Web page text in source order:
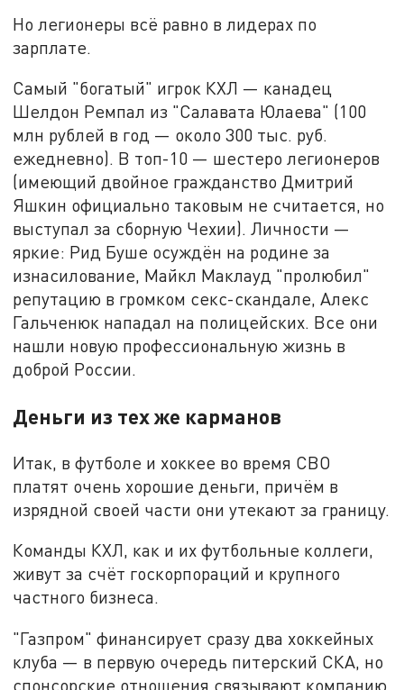
Но легионеры всё равно в лидерах по
зарплате.
Самый "богатый" игрок КХЛ — канадец
Шелдон Ремпал из "Салавата Юлаева" (100
млн рублей в год — около 300 тыс. руб.
ежедневно). В топ-10 — шестеро легионеров
(имеющий двойное гражданство Дмитрий
Яшкин официально таковым не считается, но
выступал за сборную Чехии). Личности —
яркие: Рид Буше осуждён на родине за
изнасилование, Майкл Маклауд "пролюбил"
репутацию в громком секс-скандале, Алекс
Гальченюк нападал на полицейских. Все они
нашли новую профессиональную жизнь в
доброй России.
Деньги из тех же карманов
Итак, в футболе и хоккее во время СВО
платят очень хорошие деньги, причём в
изрядной своей части они утекают за границу.
Команды КХЛ, как и их футбольные коллеги,
живут за счёт госкорпораций и крупного
частного бизнеса.
"Газпром" финансирует сразу два хоккейных
клуба — в первую очередь питерский СКА, но
спонсорские отношения связывают компанию